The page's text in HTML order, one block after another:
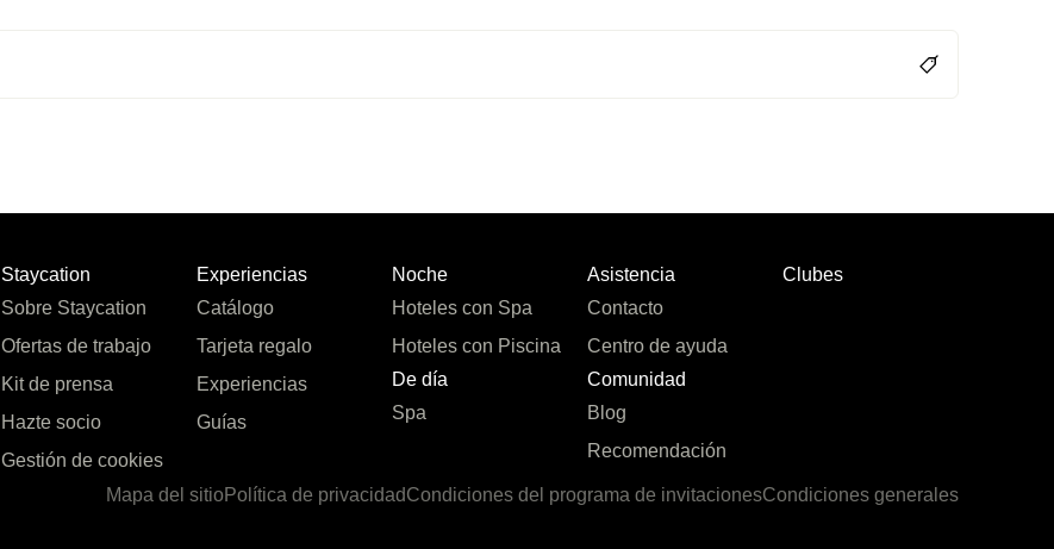
Staycation
Sobre Staycation
Ofertas de trabajo
Kit de prensa
Hazte socio
Gestión de cookies
Experiencias
Catálogo
Tarjeta regalo
Experiencias
Guías
Noche
Hoteles con Spa
Hoteles con Piscina
De día
Spa
Asistencia
Contacto
Centro de ayuda
Comunidad
Blog
Recomendación
Clubes
Mapa del sitioPolítica de privacidadCondiciones del programa de invitacionesCondiciones generales